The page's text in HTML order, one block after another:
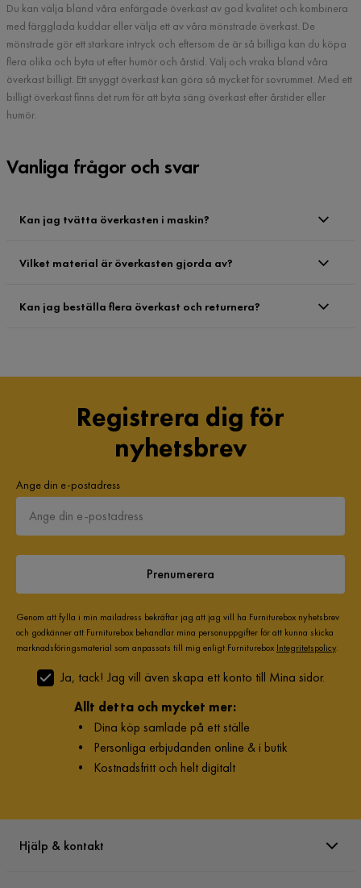
Du kan välja bland våra enfärgade överkast av god kvalitet och kombinera
med färgglada kuddar eller välja ett av våra mönstrade överkast. De
mönstrade gör ett starkare intryck och eftersom de är så billiga kan du köpa
flera olika och byta ut efter humör och årstid. Välj och vraka bland våra
överkast billigt. Ett snyggt överkast kan göra så mycket för sovrummet. Med ett
billigt överkast finns det rum för att byta säng överkast efter årstider eller
humör.
Vanliga frågor och svar
Kan jag tvätta överkasten i maskin?
Vilket material är överkasten gjorda av?
Kan jag beställa flera överkast och returnera?
Registrera dig för
nyhetsbrev
Ange din e-postadress
Prenumerera
Genom att fylla i min mailadress bekräftar jag att jag vill ha Furniturebox nyhetsbrev
och godkänner att Furniturebox behandlar mina personuppgifter för att kunna skicka
marknadsföringsmaterial som anpassats till mig enligt Furniturebox Integritetspolicy.
Ja, tack! Jag vill även skapa ett konto till Mina sidor.
Allt detta och mycket mer:
• Dina köp samlade på ett ställe
• Personliga erbjudanden online & i butik
• Kostnadsfritt och helt digitalt
Hjälp & kontakt